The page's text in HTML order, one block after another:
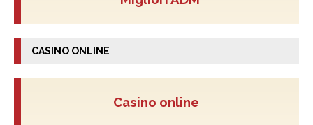
CASINO ONLINE
Casino online